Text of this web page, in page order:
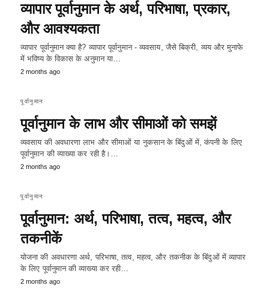
व्यापार पूर्वानुमान के अर्थ, परिभाषा, प्रकार,
और आवश्यकता
व्यापार पूर्वानुमान क्या है? व्यापार पूर्वानुमान - व्यवसाय, जैसे बिक्री, व्यय और मुनाफे
में भविष्य के विकास के अनुमान या…
2 months ago
पूर्वानुमान
पूर्वानुमान के लाभ और सीमाओं को समझें
व्यवसाय की अवधारणा लाभ और सीमाओं या नुकसान के बिंदुओं में, कंपनी के लिए
पूर्वानुमान की व्याख्या कर रही है।…
2 months ago
पूर्वानुमान
पूर्वानुमान: अर्थ, परिभाषा, तत्व, महत्व, और
तकनीकें
योजना की अवधारणा अर्थ, परिभाषा, तत्व, महत्व, और तकनीक के बिंदुओं में व्यापार
के लिए पूर्वानुमान की व्याख्या कर रही…
2 months ago